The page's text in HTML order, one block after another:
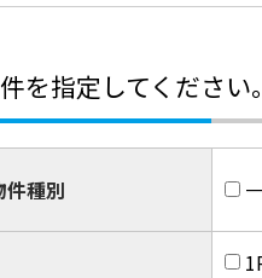
を指定してください。
件種別